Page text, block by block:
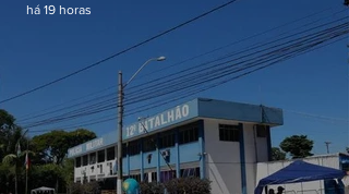
há 19 horas